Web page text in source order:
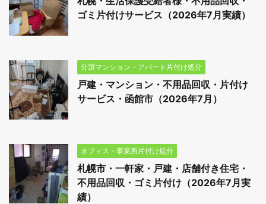
ゴミ片付けサービス（2026年7月実績）
分譲マンション・アパート片付け処分
戸建・マンション・不用品回収・片付け
サービス・函館市（2026年7月）
オフィス・事業所片付け処分
札幌市・一軒家・戸建・店舗付き住宅・
不用品回収・ゴミ片付け（2026年7月実
績）